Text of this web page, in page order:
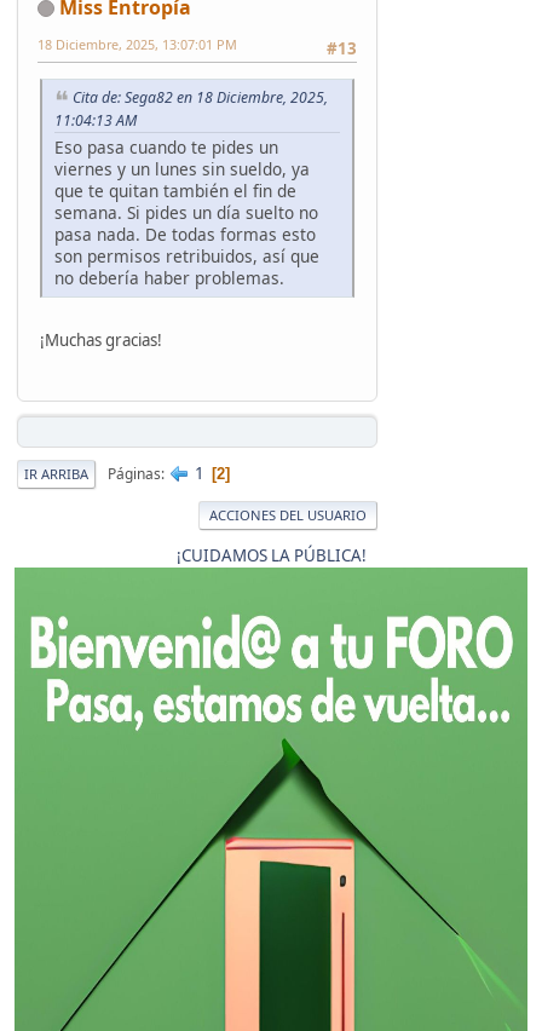
Miss Entropía
#13
18 Diciembre, 2025, 13:07:01 PM
Cita de: Sega82 en 18 Diciembre, 2025,
11:04:13 AM
Eso pasa cuando te pides un
viernes y un lunes sin sueldo, ya
que te quitan también el fin de
semana. Si pides un día suelto no
pasa nada. De todas formas esto
son permisos retribuidos, así que
no debería haber problemas.
¡Muchas gracias!
IR ARRIBA Páginas 1 2
ACCIONES DEL USUARIO
¡CUIDAMOS LA PÚBLICA!